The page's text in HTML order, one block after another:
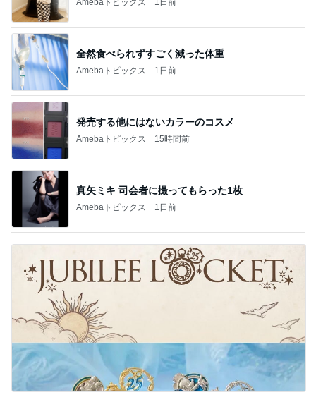
全然食べられずすごく減った体重
Amebaトピックス 1日前
発売する他にはないカラーのコスメ
Amebaトピックス 15時間前
真矢ミキ 司会者に撮ってもらった1枚
Amebaトピックス 1日前